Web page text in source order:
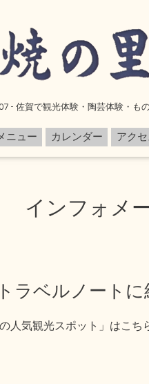
- 佐賀で観光体験・陶芸体験・も
ニュー カレンダー アクセ
インフォメ
ラベルノートに
人気観光スポット」はこち